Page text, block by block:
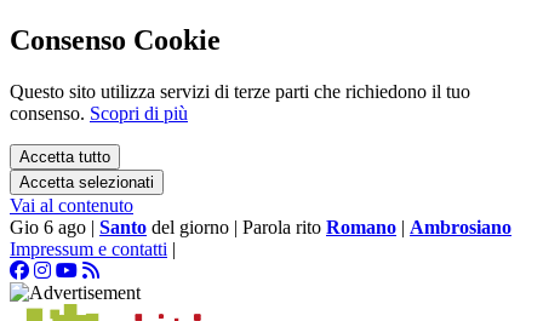
Consenso Cookie
Questo sito utilizza servizi di terze parti che richiedono il tuo
consenso. Scopri di più
Accetta tutto
Accetta selezionati
Vai al contenuto
Gio 6 ago | Santo del giorno | Parola rito Romano | Ambrosiano
Impressum e contatti |